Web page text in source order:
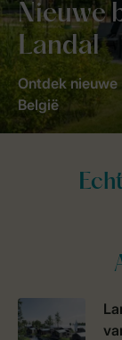
Nieuwe
Landal
Ontdek nieuwe
België